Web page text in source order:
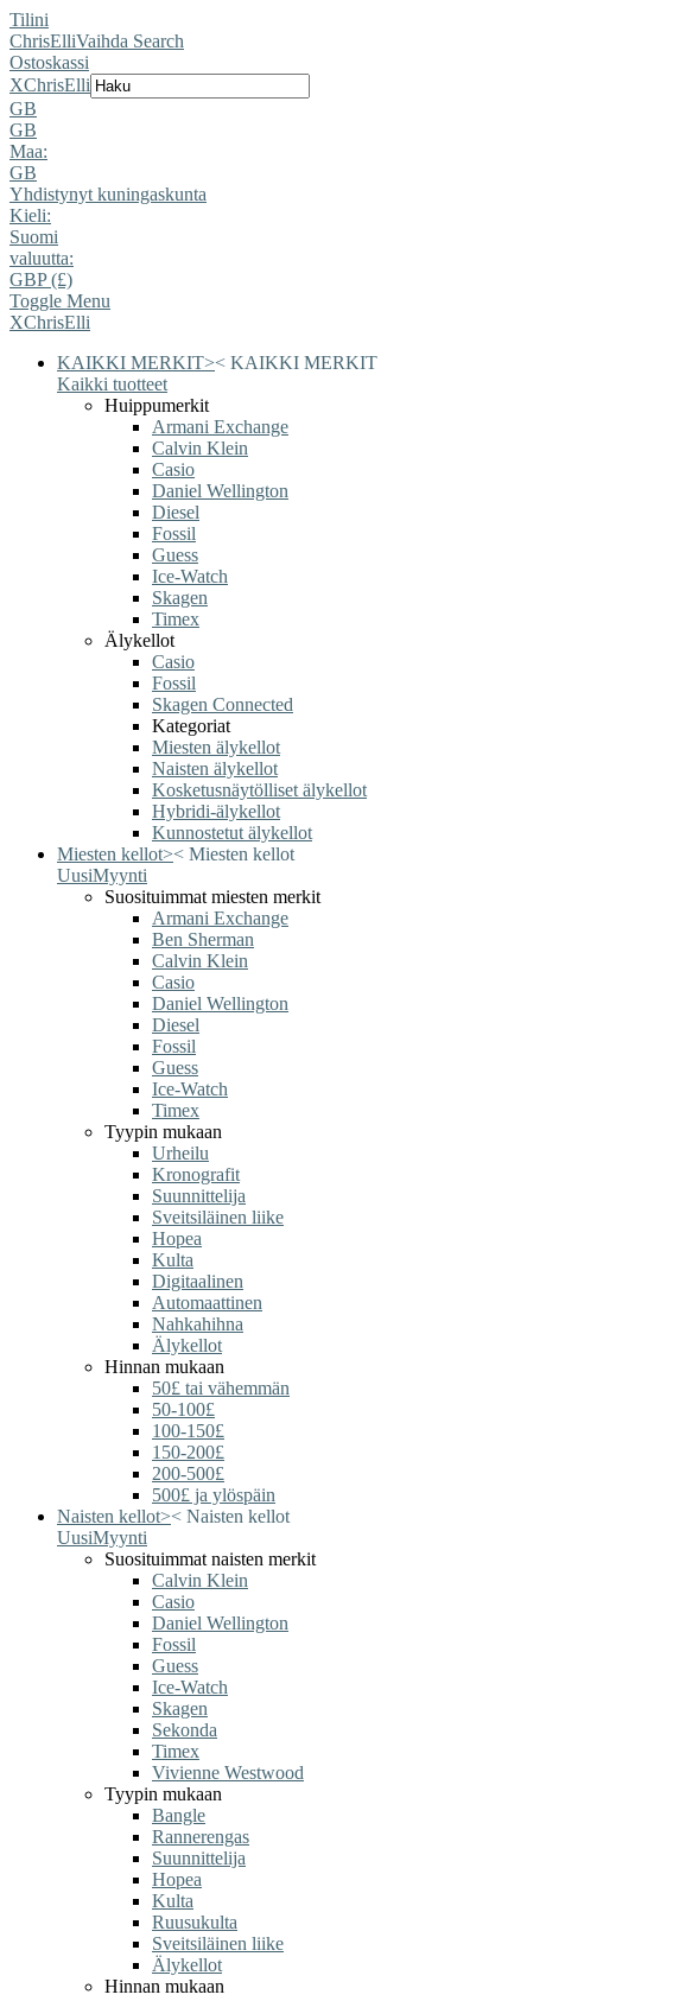
Tilini
ChrisElliVaihda Search
Ostoskassi
XChrisElli
GB
GB
Maa:
GB
Yhdistynyt kuningaskunta
Kieli:
Suomi
valuutta:
GBP (£)
Toggle Menu
XChrisElli
KAIKKI MERKIT>< KAIKKI MERKIT
Kaikki tuotteet
Huippumerkit
Armani Exchange
Calvin Klein
Casio
Daniel Wellington
Diesel
Fossil
Guess
Ice-Watch
Skagen
Timex
Älykellot
Casio
Fossil
Skagen Connected
Kategoriat
Miesten älykellot
Naisten älykellot
Kosketusnäytölliset älykellot
Hybridi-älykellot
Kunnostetut älykellot
Miesten kellot>< Miesten kellot
UusiMyynti
Suosituimmat miesten merkit
Armani Exchange
Ben Sherman
Calvin Klein
Casio
Daniel Wellington
Diesel
Fossil
Guess
Ice-Watch
Timex
Tyypin mukaan
Urheilu
Kronografit
Suunnittelija
Sveitsiläinen liike
Hopea
Kulta
Digitaalinen
Automaattinen
Nahkahihna
Älykellot
Hinnan mukaan
50£ tai vähemmän
50-100£
100-150£
150-200£
200-500£
500£ ja ylöspäin
Naisten kellot>< Naisten kellot
UusiMyynti
Suosituimmat naisten merkit
Calvin Klein
Casio
Daniel Wellington
Fossil
Guess
Ice-Watch
Skagen
Sekonda
Timex
Vivienne Westwood
Tyypin mukaan
Bangle
Rannerengas
Suunnittelija
Hopea
Kulta
Ruusukulta
Sveitsiläinen liike
Älykellot
Hinnan mukaan